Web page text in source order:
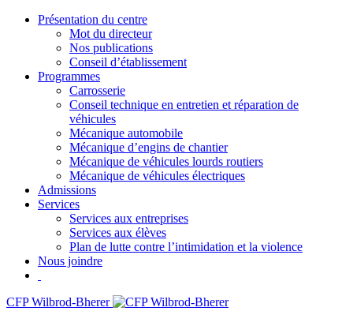
Présentation du centre
Mot du directeur
Nos publications
Conseil d’établissement
Programmes
Carrosserie
Conseil technique en entretien et réparation de
véhicules
Mécanique automobile
Mécanique d’engins de chantier
Mécanique de véhicules lourds routiers
Mécanique de véhicules électriques
Admissions
Services
Services aux entreprises
Services aux élèves
Plan de lutte contre l’intimidation et la violence
Nous joindre
CFP Wilbrod-Bherer